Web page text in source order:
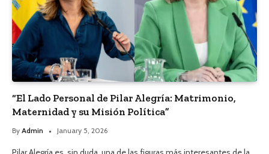
“El Lado Personal de Pilar Alegría: Matrimonio,
Maternidad y su Misión Política”
By Admin January 5, 2026